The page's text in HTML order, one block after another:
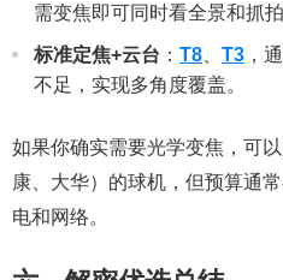
需变焦即可同时看全景和抓拍
标准定焦+云台 ： T8 T3 ，
不足，实现多角度覆盖。
如果你确实需要光学变焦，可
康、大华）的球机，但预算通
电和网络。